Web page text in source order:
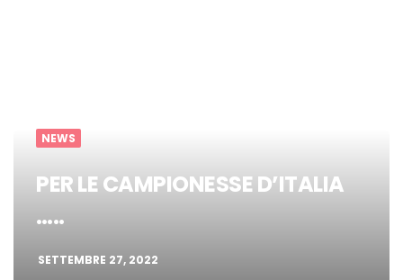
NEWS
PER LE CAMPIONESSE D’ITALIA
…..
SETTEMBRE 27, 2022